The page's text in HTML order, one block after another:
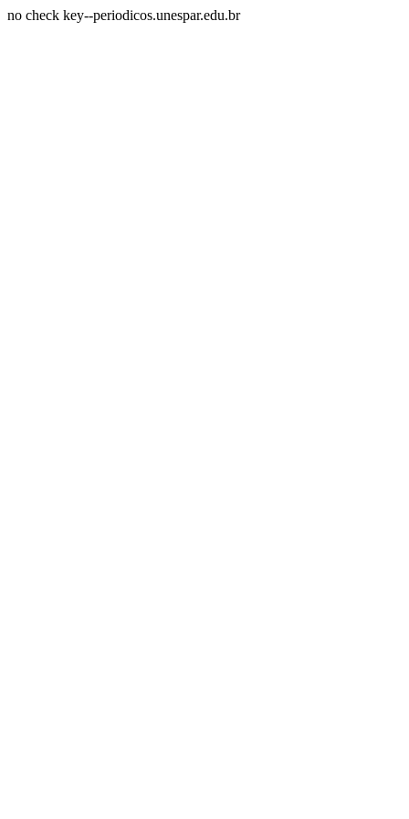
no check key--periodicos.unespar.edu.br